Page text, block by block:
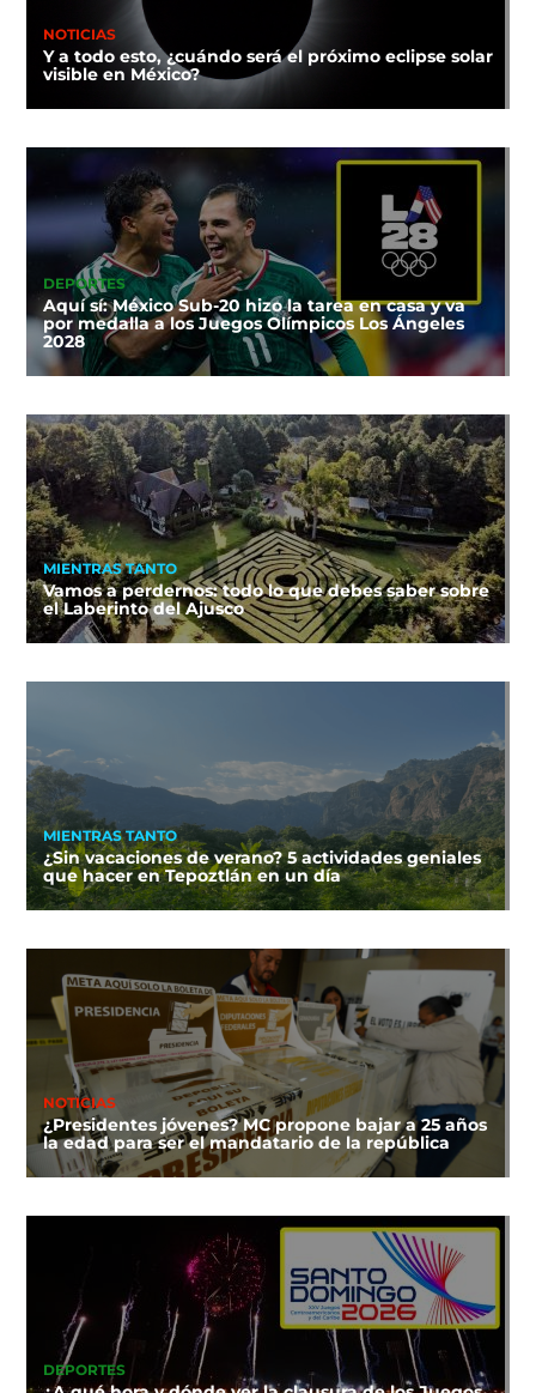
NOTICIAS
Y a todo esto, ¿cuándo será el próximo eclipse solar
visible en México?
DEPORTES
Aquí sí: México Sub-20 hizo la tarea en casa y va
por medalla a los Juegos Olímpicos Los Ángeles
2028
MIENTRAS TANTO
Vamos a perdernos: todo lo que debes saber sobre
el Laberinto del Ajusco
MIENTRAS TANTO
¿Sin vacaciones de verano? 5 actividades geniales
que hacer en Tepoztlán en un día
NOTICIAS
¿Presidentes jóvenes? MC propone bajar a 25 años
la edad para ser el mandatario de la república
DEPORTES